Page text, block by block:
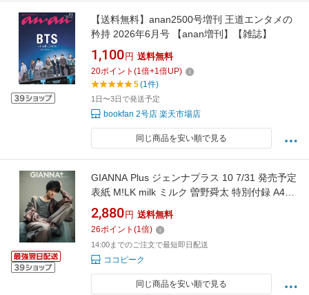
【送料無料】anan2500号増刊 王道エンタメの
矜持 2026年6月号 【anan増刊】【雑誌】
1,100 円 送料無料
20ポイント (1倍+1倍UP)
5(1件)
1日〜3日で発送予定
bookfan 2号店 楽天市場店
同じ商品を安い順で見る
GIANNA Plus ジェンナプラス 10 7/31 発売予定
表紙 M!LK milk ミルク 曽野舜太 特別付録 A4サ
イズ 片観音ピンナップ 付き
2,880 円 送料無料
26ポイント (1倍)
14:00までのご注文で最短即日配送
ココピーク
同じ商品を安い順で見る